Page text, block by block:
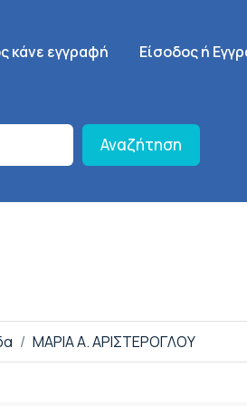
κάνε εγγραφή SignUp Menu
Είσοδος ή
Αναζήτηση
ΜΑΡΙΑ Α. ΑΡΙΣΤΕΡΟΓΛΟΥ